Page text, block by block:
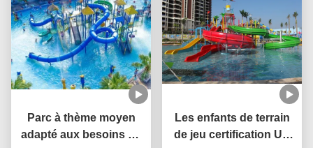
Parc à thème moyen
adapté aux besoins du
Les enfants de terrain
de jeu certification UV